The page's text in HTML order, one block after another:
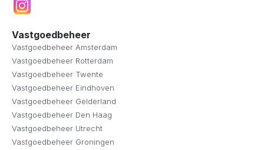
Vastgoedbeheer
Vastgoedbeheer Amsterdam
Vastgoedbeheer Rotterdam
Vastgoedbeheer Twente
Vastgoedbeheer Eindhoven
Vastgoedbeheer Gelderland
Vastgoedbeheer Den Haag
Vastgoedbeheer Utrecht
Vastgoedbeheer Groningen